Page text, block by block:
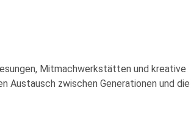
Mitmachwerkstätten und kreative
Austausch zwischen Generationen und die